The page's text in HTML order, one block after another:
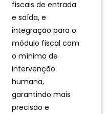
fiscais de entrada
e saída, e
integração para o
módulo fiscal com
o mínimo de
intervenção
humana,
garantindo mais
precisão e